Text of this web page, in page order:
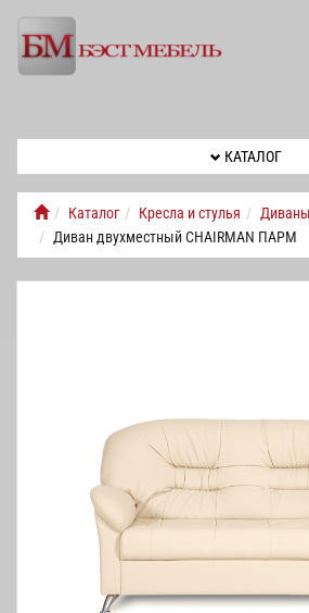
НОВОСТИ
НОВИНКИ
КАТАЛОГ
Каталог Кресла и стулья
Диван двухместный CHAIRMAN ПАРМ